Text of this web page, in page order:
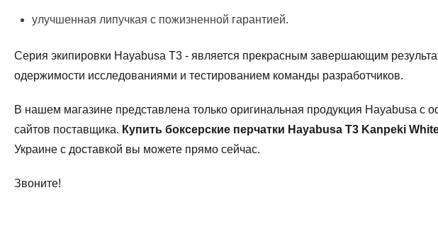
улучшенная липучкая с пожизненной гарантией.
Серия экипировки Hayabusa T3 - является прекрасным завершающим
одержимости исследованиями и тестированием команды разработчиков.
В нашем магазине представлена только оригинальная продукция Hayabusa с
сайтов поставщика. Купить боксерские перчатки Hayabusa T3 Kanpeki
Украине с доставкой вы можете прямо сейчас.
Звоните!